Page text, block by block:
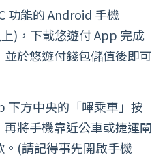
功能的 Android 手機
)，下載悠遊付 App 完成
於悠遊付錢包儲值後即可
下方中央的「嗶乘車」按
將手機靠近公車或捷運閘
(請記得事先開啟手機